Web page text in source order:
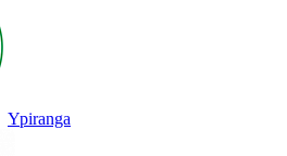
Ypiranga